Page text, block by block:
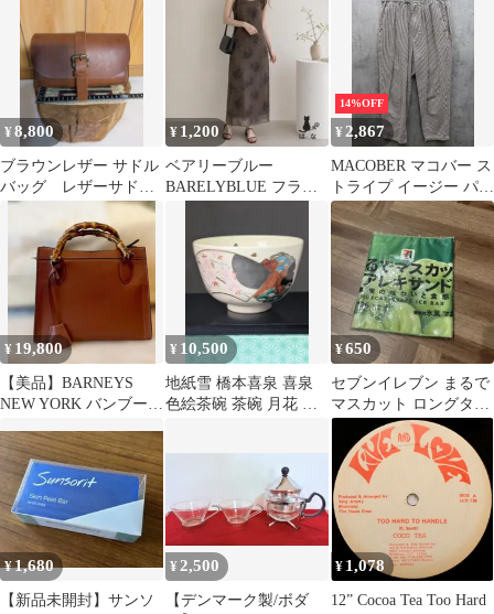
まけ【劇場版 鬼滅の刃
無限列車編 + 銀魂 THE
FINAL】付き【全巻 邦
画 中
¥8,800
ブラウンレザー サドル
バッグ レザーサドル
バッグ ツールバッ
グ バーバック
¥ 1,200
ベアリーブルー
BARELYBLUE フラワ
14%OFF
¥ 2,867
MACOBER マコバー ス
トライプ イージー パン
ツ sizeM/白ｘ茶 ■◇レ
ディース
¥ 19,800
【美品】BARNEYS
NEW YORK バンブーバ
¥ 10,500
地紙雪 橋本喜泉 喜泉
色絵茶碗 茶碗 月花 地
¥650
セブンイレブン まるで
マスカット ロングタオ
¥1,680
【新品未開封】サンソ
¥ 2,500
【デンマーク製/ボダ
¥ 1,078
12” Cocoa Tea Too Hard